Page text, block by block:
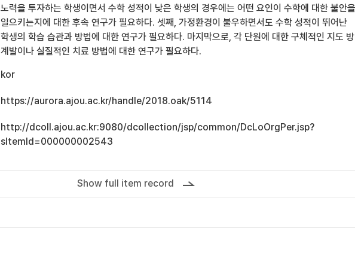
노력을 투자하는 학생이면서 수학 성적이 낮은 학생의 경우에는 어떤 요인이 수학에 대한 불안을
일으키는지에 대한 후속 연구가 필요하다. 셋째, 가정환경이 불우하면서도 수학 성적이 뛰어난
학생의 학습 습관과 방법에 대한 연구가 필요하다. 마지막으로, 각 단원에 대한 구체적인 지도 방
계발이나 실질적인 치료 방법에 대한 연구가 필요하다.
kor
https://aurora.ajou.ac.kr/handle/2018.oak/5114
http://dcoll.ajou.ac.kr:9080/dcollection/jsp/common/DcLoOrgPer.jsp?
sItemId=000000002543
Show full item record